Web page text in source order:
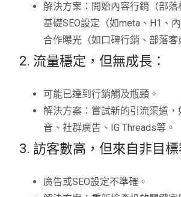
解決方案：開始內容行銷（部
基礎SEO設定（如meta、H1、
合作曝光（如口碑行銷、部落客
2. 流量穩定，但無成長：
可能已達到行銷觸及瓶頸。
解決方案：嘗試新的引流渠道，
音、社群廣告、IG Threads等。
3. 訪客數高，但來自非目標
廣告或SEO設定不準確。